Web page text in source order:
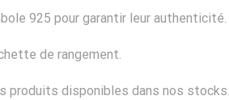
925 pour garantir leur authenticité.
de rangement.
disponibles dans nos